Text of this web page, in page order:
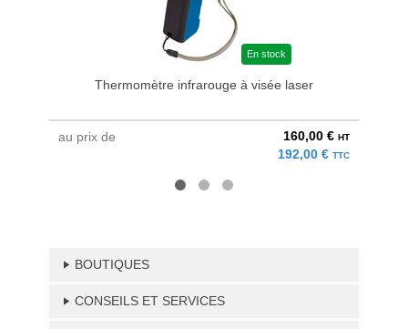
En stock
Thermomètre infrarouge à visée laser
au prix de 160,00 € HT
192,00 € TTC
BOUTIQUES
CONSEILS ET SERVICES